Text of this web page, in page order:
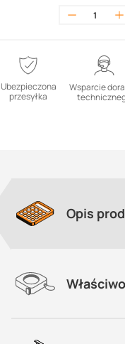
Ubezpieczona
przesyłka
Wsparcie
Opis